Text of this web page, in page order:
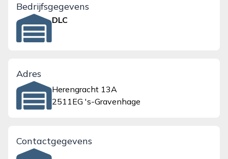
Bedrijfsgegevens
DLC
Adres
Herengracht 13A
2511EG 's-Gravenhage
Contactgegevens